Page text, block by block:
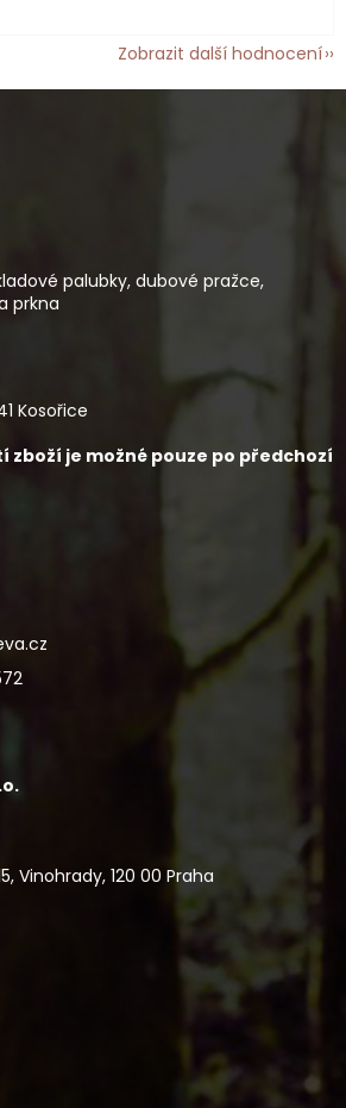
Zobrazit další hodnocení
palubky, dubové pražce,
prkna
Kosořice
zboží je možné pouze po předchozí
Vinohrady, 120 00 Praha